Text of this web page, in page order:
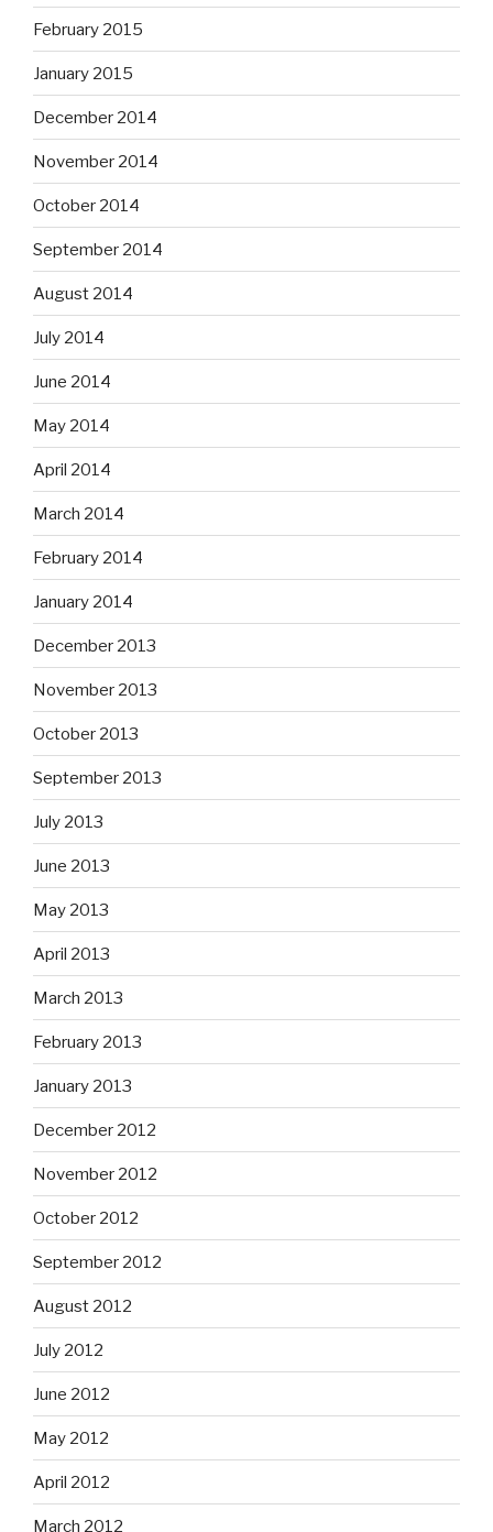
February 2015
January 2015
December 2014
November 2014
October 2014
September 2014
August 2014
July 2014
June 2014
May 2014
April 2014
March 2014
February 2014
January 2014
December 2013
November 2013
October 2013
September 2013
July 2013
June 2013
May 2013
April 2013
March 2013
February 2013
January 2013
December 2012
November 2012
October 2012
September 2012
August 2012
July 2012
June 2012
May 2012
April 2012
March 2012